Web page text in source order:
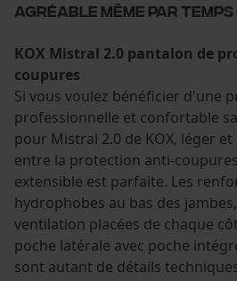
agréable même par temps
KOX Mistral 2.0 pantalon de
coupures
Si vous voulez bénéficier d'une
professionnelle et confortable
pour Mistral 2.0 de KOX, léger
entre la protection anti-
extensible est parfaite. Les
hydrophobes au bas des
ventilation placées de chaque
poche latérale avec poche
sont autant de détails